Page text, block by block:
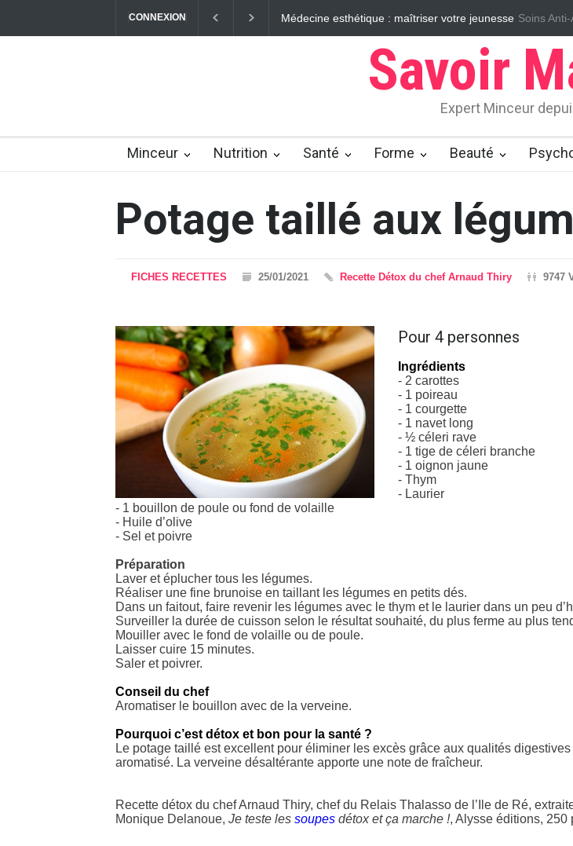
CONNEXION Médecine esthétique : maîtriser votre jeunesse Vrai/
Soins Anti-
Savoir
Expert Minceur
Minceur Nutrition Santé Forme Beauté
Potage taillé aux
FICHES RECETTES 25/01/2021 Recette Détox du chef Arnaud Thiry 9747
Pour 4 personnes
Ingrédients
- 2 carottes
- 1 poireau
- 1 courgette
- 1 navet long
- ½ céleri rave
- 1 tige de céleri branche
- 1 oignon jaune
- Thym
- Laurier
- 1 bouillon de poule ou fond de volaille
- Huile d’olive
- Sel et poivre
Préparation
Laver et éplucher tous les légumes.
Réaliser une fine brunoise en taillant les légumes en petits dés.
Dans un faitout, faire revenir les légumes avec le thym et le laurier dans un peu
Surveiller la durée de cuisson selon le résultat souhaité, du plus ferme au plus
Mouiller avec le fond de volaille ou de poule.
Laisser cuire 15 minutes.
Saler et poivrer.
Conseil du chef
Aromatiser le bouillon avec de la verveine.
Pourquoi c’est détox et bon pour la santé ?
Le potage taillé est excellent pour éliminer les excès grâce aux qualités
aromatisé. La verveine désaltérante apporte une note de fraîcheur.
Recette détox du chef Arnaud Thiry, chef du Relais Thalasso de l’Ile de Ré,
Monique Delanoue, Je teste les soupes détox et ça marche !, Alysse éditions, 250